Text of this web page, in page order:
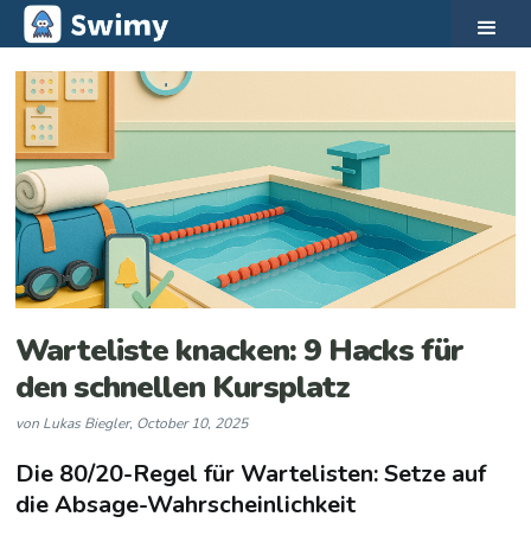
Warteliste knacken: 9 Hacks für
den schnellen Kursplatz
von Lukas Biegler, October 10, 2025
Die 80/20-Regel für Wartelisten: Setze auf
die Absage-Wahrscheinlichkeit